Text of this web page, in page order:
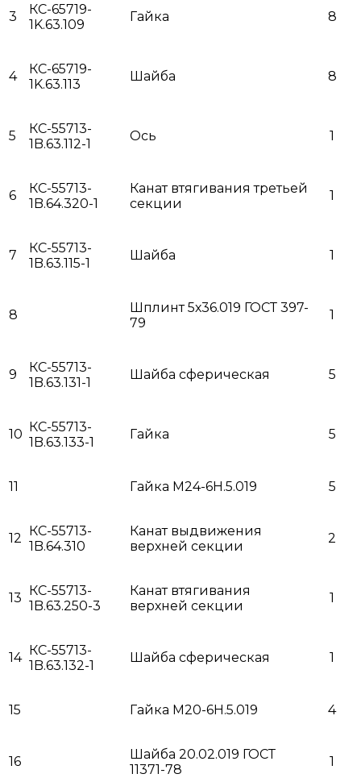
3
КС-65719-
1K.63.109
Гайка 8
4
КС-65719-
1K.63.113
Шайба 8
5
КС-55713-
1B.63.112-1
Ось 1
6
КС-55713-
1B.64.320-1
Канат втягивания третьей
секции
1
7
КС-55713-
1B.63.115-1
Шайба 1
8
Шплинт 5х36.019 ГОСТ 397-
79
1
9
КС-55713-
1B.63.131-1
Шайба сферическая 5
10 КС-55713-
1B.63.133-1
Гайка 5
11 Гайка М24-6Н.5.019 5
12 КС-55713-
1B.64.310
Канат выдвижения
верхней секции
2
13 КС-55713-
1B.63.250-3
Канат втягивания
верхней секции
1
14 КС-55713-
1B.63.132-1
Шайба сферическая 1
15 Гайка М20-6Н.5.019 4
16
Шайба 20.02.019 ГОСТ
11371-78
1